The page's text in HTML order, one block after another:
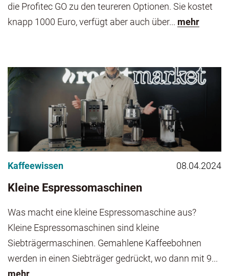
die Profitec GO zu den teureren Optionen. Sie kostet
knapp 1000 Euro, verfügt aber auch über... mehr
Kaffeewissen 08.04.2024
Kleine Espressomaschinen
Was macht eine kleine Espressomaschine aus?
Kleine Espressomaschinen sind kleine
Siebträgermaschinen. Gemahlene Kaffeebohnen
werden in einen Siebträger gedrückt, wo dann mit 9...
mehr